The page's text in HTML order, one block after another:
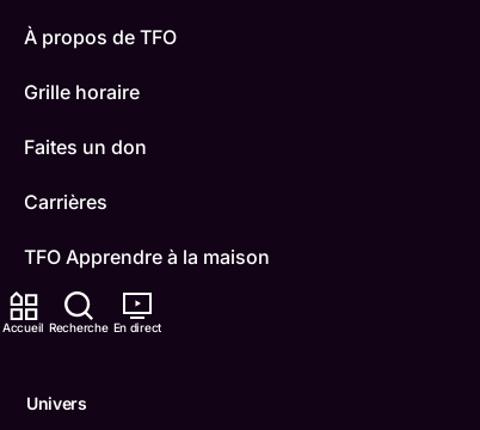
Accueil Recherche En direct
Univers
À propos de TFO
Grille horaire
Faites un don
Carrières
TFO Apprendre à la maison
Comment nous capter